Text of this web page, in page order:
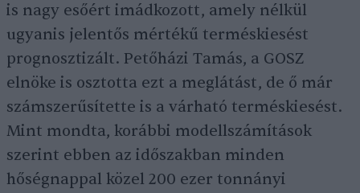
is nagy esőért imádkozott, amely nélkül
ugyanis jelentős mértékű terméskiesést
prognosztizált. Petőházi Tamás, a GOSZ
elnöke is osztotta ezt a meglátást, de ő már
számszerűsítette is a várható terméskiesést.
Mint mondta, korábbi modellszámítások
szerint ebben az időszakban minden
hőségnappal közel 200 ezer tonnányi